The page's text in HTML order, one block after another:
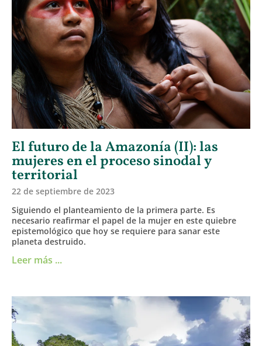
El futuro de la Amazonía (II): las
mujeres en el proceso sinodal y
territorial
22 de septiembre de 2023
Siguiendo el planteamiento de la primera parte. Es
necesario reafirmar el papel de la mujer en este quiebre
epistemológico que hoy se requiere para sanar este
planeta destruido.
Leer más ...